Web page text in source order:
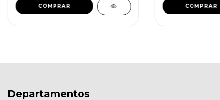
COMPRAR COMPRAR
Departamentos